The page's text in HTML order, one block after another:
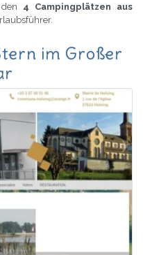
4 Campingplätzen aus
im Großer